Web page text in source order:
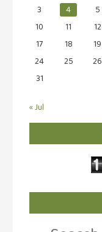
3
4 5
10
11 12
17
18 19
24
25 26
31
« Jul
Search